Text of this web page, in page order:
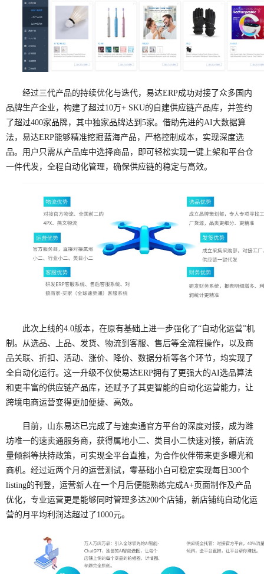
经过三代产品的持续优化与迭代，易达ERP成功对接了众多国内
品牌生产企业，构建了超过10万+ SKU的自建供应链产品库，并签约
了超过400家品牌，其中独家品牌达到5家。借助先进的AI大数据算
法，易达ERP能够精准挖掘蓝海产品，严格控制成本，实现深度选
品。用户只需从产品库中选择商品，即可轻松实现一键上架和平台仓
一件代发，全程自动化管理，确保供应链的稳定与高效。
此次上线的4.0版本，在原有基础上进一步强化了“自动化运营”机
制。从选品、上品、发货、物流到客服、售后等全流程操作，以及商
品关联、折扣、活动、涨价、降价、数据分析等各个环节，均实现了
全自动化运行。这一升级不仅使易达ERP拥有了更强大的AI选品算法
和更丰富的供应链产品库，还赋予了其更智能的自动化运营能力，让
跨境电商运营变得更加便捷、高效。
目前，山东易达已完成了与速卖通官方平台的深度对接，成为潍
坊唯一的速卖通服务商，获得属地小二、类目小二快速对接，新店流
量倾斜等扶持政策，可实现全平台直推，为合作伙伴带来更多曝光和
商机。经过近两个月的运营测试，零基础小白可稳定实现每日300个
listing的刊登，运营新人在一个月后便能熟练完成A+页面制作及产品
优化，专业运营更是能够同时管理多达200个店铺，新店铺纯自动化运
营的月平均利润达超过了1000元。